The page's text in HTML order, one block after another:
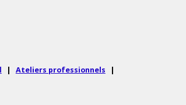
| Ateliers professionnels
|